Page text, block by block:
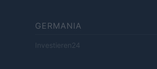
GERMANIA
Investieren24